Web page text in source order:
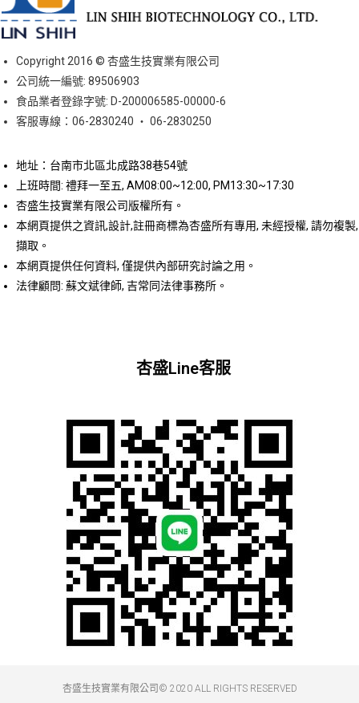
Copyright 2016 © 杏盛生技實業有限公司
公司統一編號: 89506903
食品業者登錄字號: D-200006585-00000-6
客服專線：06-2830240 ‧ 06-2830250
地址：台南市北區北成路38巷54號
上班時間: 禮拜一至五, AM08:00~12:00, PM13:30~17:30
杏盛生技實業有限公司版權所有。
本網頁提供之資訊,設計,註冊商標為杏盛所有專用, 未經授權, 請勿複製,
擷取。
本網頁提供任何資料, 僅提供內部研究討論之用。
法律顧問: 蘇文斌律師, 吉常同法律事務所。
杏盛Line客服
杏盛生技實業有限公司© 2020 ALL RIGHTS RESERVED